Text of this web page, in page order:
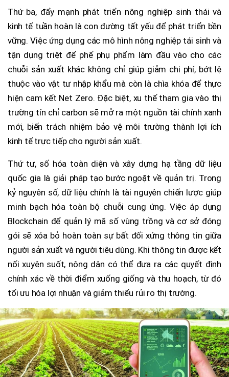
Thứ ba, đẩy mạnh phát triển nông nghiệp sinh thái và
kinh tế tuần hoàn là con đường tất yếu để phát triển bền
vững. Việc ứng dụng các mô hình nông nghiệp tái sinh và
tận dụng triệt để phế phụ phẩm làm đầu vào cho các
chuỗi sản xuất khác không chỉ giúp giảm chi phí, bớt lệ
thuộc vào vật tư nhập khẩu mà còn là chìa khóa để thực
hiện cam kết Net Zero. Đặc biệt, xu thế tham gia vào thị
trường tín chỉ carbon sẽ mở ra một nguồn tài chính xanh
mới, biến trách nhiệm bảo vệ môi trường thành lợi ích
kinh tế trực tiếp cho người sản xuất.
Thứ tư, số hóa toàn diện và xây dựng hạ tầng dữ liệu
quốc gia là giải pháp tạo bước ngoặt về quản trị. Trong
kỷ nguyên số, dữ liệu chính là tài nguyên chiến lược giúp
minh bạch hóa toàn bộ chuỗi cung ứng. Việc áp dụng
Blockchain để quản lý mã số vùng trồng và cơ sở đóng
gói sẽ xóa bỏ hoàn toàn sự bất đối xứng thông tin giữa
người sản xuất và người tiêu dùng. Khi thông tin được kết
nối xuyên suốt, nông dân có thể đưa ra các quyết định
chính xác về thời điểm xuống giống và thu hoạch, từ đó
tối ưu hóa lợi nhuận và giảm thiểu rủi ro thị trường.